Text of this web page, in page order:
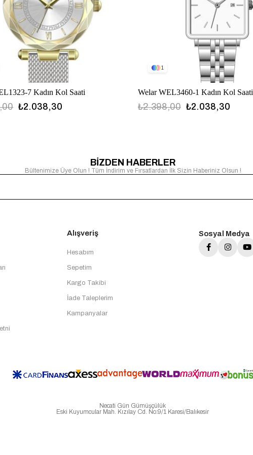
7 Kadın Kol Saati
₺2.038,30
1
Welar WEL3460-1 Kadın Kol Saati
₺2.038,30
₺2.398,00
BİZDEN HABERLER
Bültenimize Üye Olun ! Tüm İndirim ve Fırsatlardan İlk Sizin Haberiniz Olsun !
Alışveriş
Hesabım
Sepetim
Kargo Takibi
İade Taleplerim
Kampanyalar
Sosyal Medya
Necati Gün Gümüşçülük
Eski Kuyumcular Mah. Kızılay Cd. No:9/1 Karesi/Balıkesir